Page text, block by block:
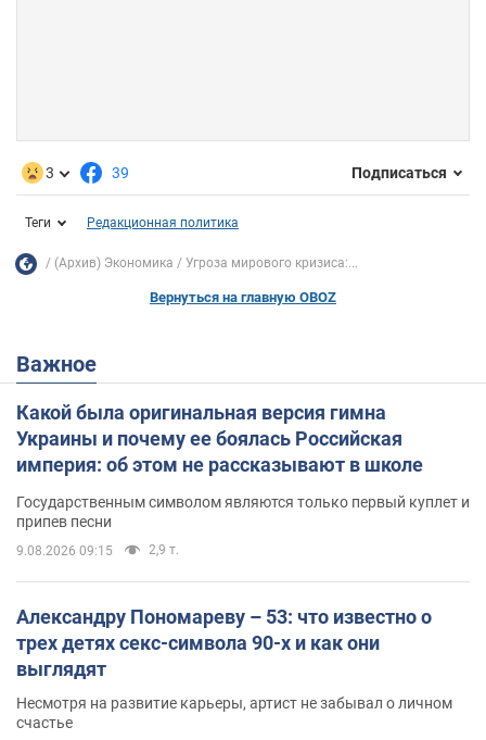
3 39 Подписаться
Теги Редакционная политика
(Архив) Экономика Угроза мирового кризиса:...
Вернуться на главную OBOZ
Важное
Какой была оригинальная версия гимна
Украины и почему ее боялась Российская
империя: об этом не рассказывают в школе
Государственным символом являются только первый куплет и
припев песни
9.08.2026 09:15 2,9 т.
Александру Пономареву – 53: что известно о
трех детях секс-символа 90-х и как они
выглядят
Несмотря на развитие карьеры, артист не забывал о личном
счастье